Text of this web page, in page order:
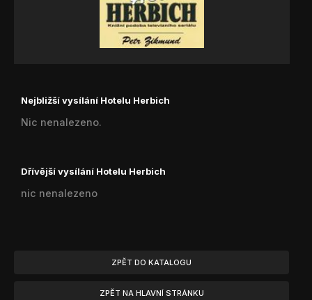
Nejbližší vysílání Hotelu Herbich
Nic nenalezeno.
Dřívější vysílání Hotelu Herbich
nic nenalezeno
ZPĚT DO KATALOGU
ZPĚT NA HLAVNÍ STRÁNKU